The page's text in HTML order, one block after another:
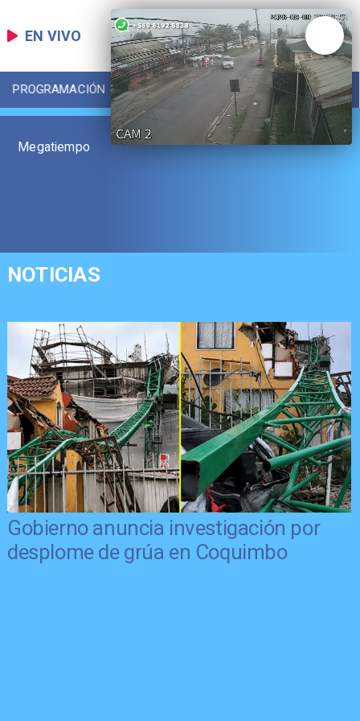
EN VIVO
PROGRAMACIÓN LOCAL DEPORTES
Megatiempo
NOTICIAS
Gobierno anuncia investigación por
desplome de grúa en Coquimbo